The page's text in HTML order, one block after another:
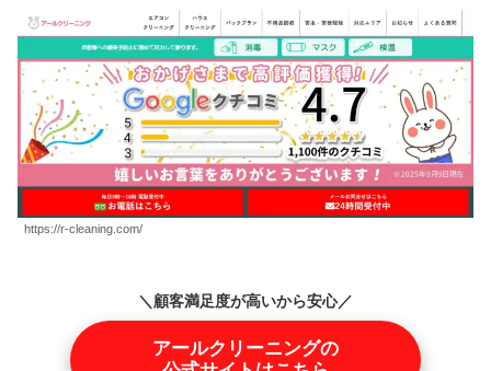
https://r-cleaning.com/
＼顧客満足度が高いから安心／
アールクリーニングの